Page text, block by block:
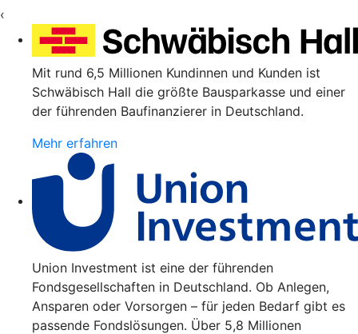
‹
Mit rund 6,5 Millionen Kundinnen und Kunden ist
Schwäbisch Hall die größte Bausparkasse und einer
der führenden Baufinanzierer in Deutschland.
Mehr erfahren
Union Investment ist eine der führenden
Fondsgesellschaften in Deutschland. Ob Anlegen,
Ansparen oder Vorsorgen – für jeden Bedarf gibt es
passende Fondslösungen. Über 5,8 Millionen